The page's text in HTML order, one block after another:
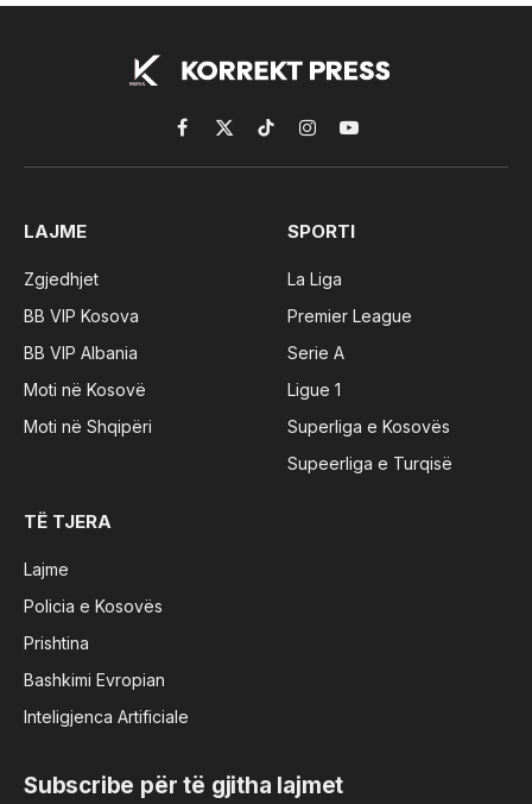
Facebook
X
(Twitter)
TikTokInstagramYouTube
LAJME
Zgjedhjet
BB VIP Kosova
BB VIP Albania
Moti në Kosovë
Moti në Shqipëri
SPORTI
La Liga
Premier League
Serie A
Ligue 1
Superliga e Kosovës
Supeerliga e Turqisë
TË TJERA
Lajme
Policia e Kosovës
Prishtina
Bashkimi Evropian
Inteligjenca Artificiale
Subscribe për të gjitha lajmet